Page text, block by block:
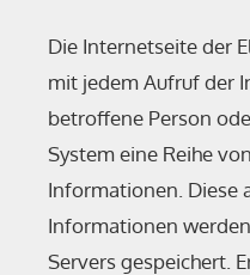
Die Internetseite der
mit jedem Aufruf der
betroffene Person
System eine Reihe
Informationen. Diese
Informationen
Servers gespeichert.